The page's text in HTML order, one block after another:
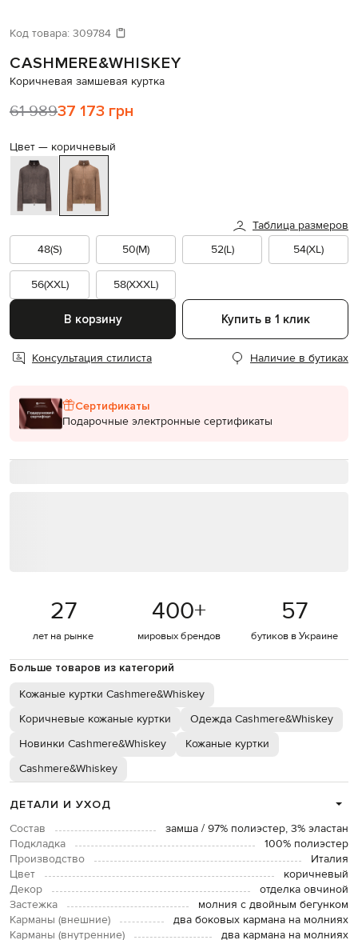
Код товара: 309784
CASHMERE&WHISKEY
Коричневая замшевая куртка
61 98937 173 грн
Цвет — коричневый
Таблица размеров
48(S)
50(M) 52(L) 54(XL)
56(XXL) 58(XXXL)
В корзину Купить в 1 клик
Консультация стилиста Наличие в бутиках
Сертификаты
Подарочные электронные сертификаты
27
лет на рынке
400+
мировых брендов
57
бутиков в Украине
Больше товаров из категорий
Кожаные куртки Cashmere&Whiskey
Коричневые кожаные куртки
Одежда Cashmere&Whiskey
Новинки Cashmere&Whiskey
Кожаные куртки
Cashmere&Whiskey
ДЕТАЛИ И УХОД
Состав
замша / 97% полиэстер, 3% эластан
Подкладка
100% полиэстер
Производство
Италия
Цвет
коричневый
Декор
отделка овчиной
Застежка
молния с двойным бегунком
Карманы (внешние)
два боковых кармана на молниях
Карманы (внутренние)
два кармана на молниях